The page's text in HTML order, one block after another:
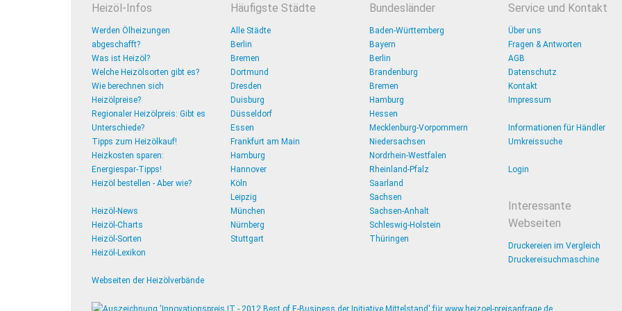
Heizöl-Infos
Werden Ölheizungen
abgeschafft?
Was ist Heizöl?
Welche Heizölsorten gibt es?
Wie berechnen sich
Heizölpreise?
Regionaler Heizölpreis: Gibt es
Unterschiede?
Tipps zum Heizölkauf!
Heizkosten sparen:
Energiespar-Tipps!
Heizöl bestellen - Aber wie?
Heizöl-News
Heizöl-Charts
Heizöl-Sorten
Heizöl-Lexikon
Webseiten der Heizölverbände
Häufigste Städte
Alle Städte
Berlin
Bremen
Dortmund
Dresden
Duisburg
Düsseldorf
Essen
Frankfurt am Main
Hamburg
Hannover
Köln
Leipzig
München
Nürnberg
Stuttgart
Bundesländer
Baden-Württemberg
Bayern
Berlin
Brandenburg
Bremen
Hamburg
Hessen
Mecklenburg-Vorpommern
Niedersachsen
Nordrhein-Westfalen
Rheinland-Pfalz
Saarland
Sachsen
Sachsen-Anhalt
Schleswig-Holstein
Thüringen
Service und Kontakt
Über uns
Fragen & Antworten
AGB
Datenschutz
Kontakt
Impressum
Informationen für Händler
Umkreissuche
Login
Interessante
Webseiten
Druckereien im Vergleich
Druckereisuchmaschine